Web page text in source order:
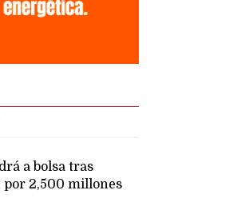
a bolsa tras
2,500 millones